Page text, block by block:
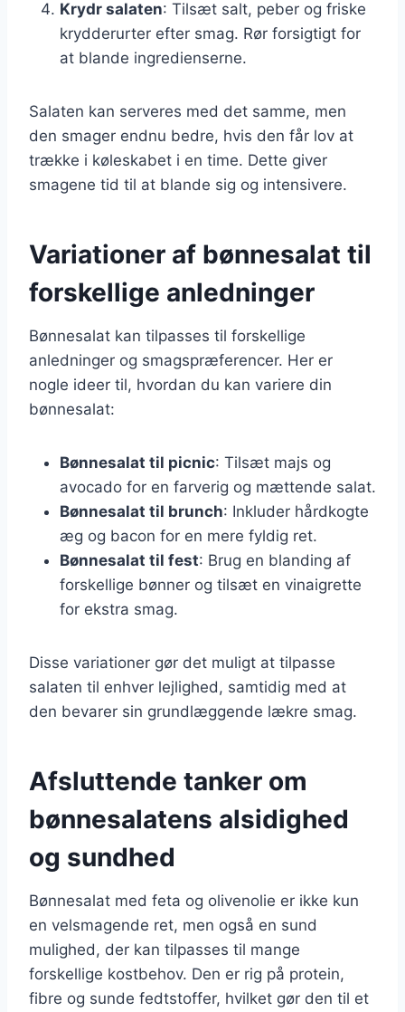
Krydr salaten: Tilsæt salt, peber og friske
krydderurter efter smag. Rør forsigtigt for
at blande ingredienserne.
Salaten kan serveres med det samme, men
den smager endnu bedre, hvis den får lov at
trække i køleskabet i en time. Dette giver
smagene tid til at blande sig og intensivere.
Variationer af bønnesalat til
forskellige anledninger
Bønnesalat kan tilpasses til forskellige
anledninger og smagspræferencer. Her er
nogle ideer til, hvordan du kan variere din
bønnesalat:
Bønnesalat til picnic: Tilsæt majs og
avocado for en farverig og mættende salat.
Bønnesalat til brunch: Inkluder hårdkogte
æg og bacon for en mere fyldig ret.
Bønnesalat til fest: Brug en blanding af
forskellige bønner og tilsæt en vinaigrette
for ekstra smag.
Disse variationer gør det muligt at tilpasse
salaten til enhver lejlighed, samtidig med at
den bevarer sin grundlæggende lækre smag.
Afsluttende tanker om
bønnesalatens alsidighed
og sundhed
Bønnesalat med feta og olivenolie er ikke kun
en velsmagende ret, men også en sund
mulighed, der kan tilpasses til mange
forskellige kostbehov. Den er rig på protein,
fibre og sunde fedtstoffer, hvilket gør den til et